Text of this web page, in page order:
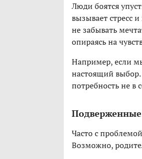
Люди боятся
вызывает стресс
не забывать
опираясь на
Например, если
настоящий выбор.
потребность не в
Часто с
Возможно,